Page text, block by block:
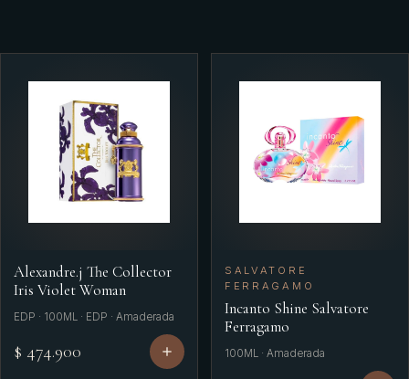
Alexandre.j The Collector
Iris Violet Woman
EDP · 100ML · EDP · Amaderada
$ 474.900
SALVATORE
FERRAGAMO
Incanto Shine Salvatore
Ferragamo
100ML · Amaderada